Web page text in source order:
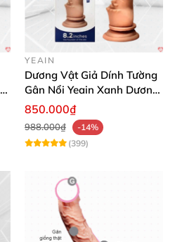
YEAIN
Dương Vật Giả Dính Tường
Gân Nổi Yeain Xanh Dương
8.2 Siêu Thật
850.000₫
988.000₫
-14%
(399)